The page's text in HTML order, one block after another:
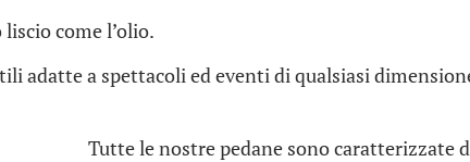
come l’olio.
adatte a spettacoli ed eventi di qualsiasi
Tutte le nostre pedane sono caratterizzate